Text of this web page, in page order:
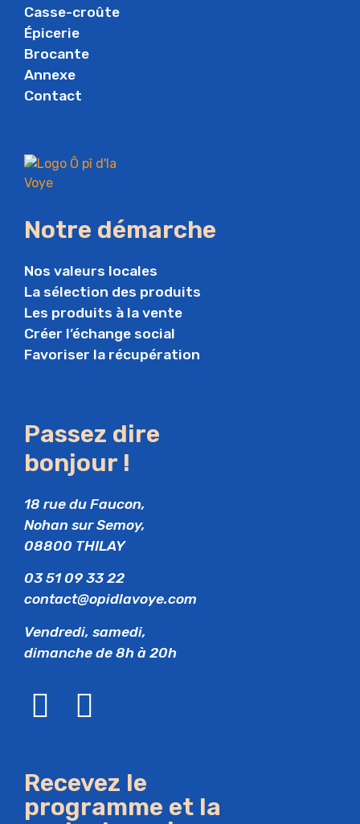
Casse-croûte
Épicerie
Brocante
Annexe
Contact
Notre démarche
Nos valeurs locales
La sélection des produits
Les produits à la vente
Créer l’échange social
Favoriser la récupération
Passez dire
bonjour !
18 rue du Faucon,
Nohan sur Semoy,
08800 THILAY
03 51 09 33 22
contact@opidlavoye.com
Vendredi, samedi,
dimanche de 8h à 20h
Recevez le
programme et la